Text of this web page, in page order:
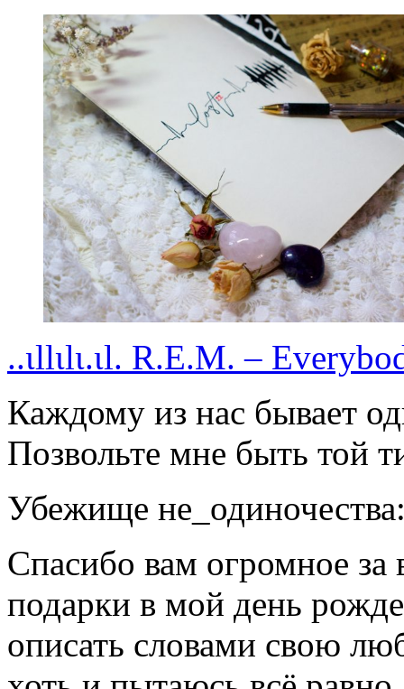
..ιllιlι.ιl. R.E.M. –
Каждому из нас бывает
Позвольте мне быть той
Убежище
Спасибо вам огромное за
подарки в мой день
описать словами свою